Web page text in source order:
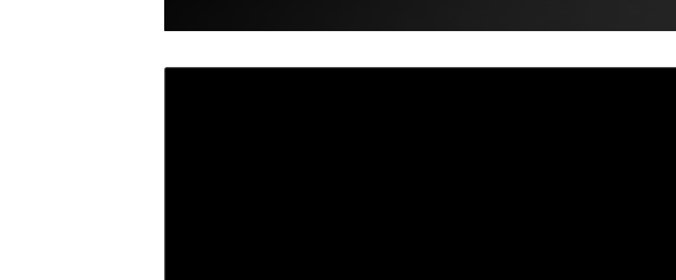
courriel